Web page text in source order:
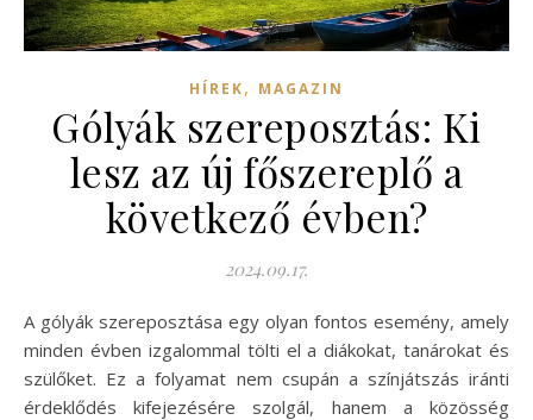
HÍREK, MAGAZIN
Gólyák szereposztás: Ki
lesz az új főszereplő a
következő évben?
2024.09.17.
A gólyák szereposztása egy olyan fontos esemény, amely
minden évben izgalommal tölti el a diákokat, tanárokat és
szülőket. Ez a folyamat nem csupán a színjátszás iránti
érdeklődés kifejezésére szolgál, hanem a közösség